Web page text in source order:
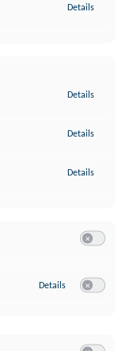
Details
Details
Details
Details
Details zu Google Analytics